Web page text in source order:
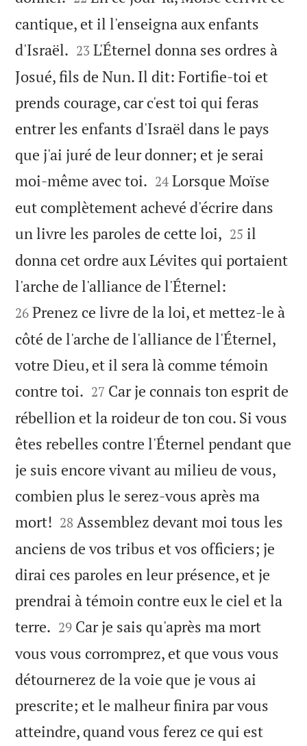
cantique, et il l'enseigna aux enfants
d'Israël. 

23 L'Éternel donna ses ordres à
Josué, fils de Nun. Il dit: Fortifie-toi et
prends courage, car c'est toi qui feras
entrer les enfants d'Israël dans le pays
que j'ai juré de leur donner; et je serai
moi-même avec toi. 

24 Lorsque Moïse
eut complètement achevé d'écrire dans
un livre les paroles de cette loi, 

25 il
donna cet ordre aux Lévites qui portaient
l'arche de l'alliance de l'Éternel:
26 Prenez ce livre de la loi, et mettez-le à
côté de l'arche de l'alliance de l'Éternel,
votre Dieu, et il sera là comme témoin
contre toi. 

27 Car je connais ton esprit de
rébellion et la roideur de ton cou. Si vous
êtes rebelles contre l'Éternel pendant que
je suis encore vivant au milieu de vous,
combien plus le serez-vous après ma
mort! 

28 Assemblez devant moi tous les
anciens de vos tribus et vos officiers; je
dirai ces paroles en leur présence, et je
prendrai à témoin contre eux le ciel et la
terre. 

29 Car je sais qu'après ma mort
vous vous corromprez, et que vous vous
détournerez de la voie que je vous ai
prescrite; et le malheur finira par vous
atteindre, quand vous ferez ce qui est